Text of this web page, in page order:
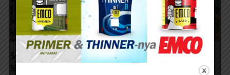
Semarak Kemerdekaan, Sister Fillah Sumenep
Santuni 56 Anak dan Bagikan Bantuan untuk Yatim